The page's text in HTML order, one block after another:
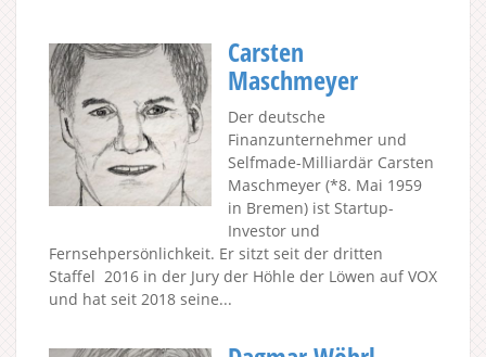
Carsten
Maschmeyer
Der deutsche
Finanzunternehmer und
Selfmade-Milliardär Carsten
Maschmeyer (*8. Mai 1959
in Bremen) ist Startup-
Investor und
Fernsehpersönlichkeit. Er sitzt seit der dritten
Staffel 2016 in der Jury der Höhle der Löwen auf VOX
und hat seit 2018 seine...